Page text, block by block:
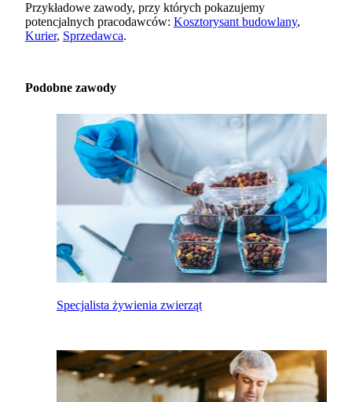
Przykładowe zawody, przy których pokazujemy
potencjalnych pracodawców: Kosztorysant budowlany,
Kurier, Sprzedawca.
Podobne zawody
Specjalista żywienia zwierząt